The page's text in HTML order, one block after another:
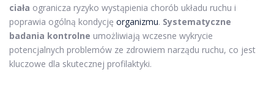
ciała ogranicza ryzyko wystąpienia chorób układu ruchu i
poprawia ogólną kondycję organizmu. Systematyczne
badania kontrolne umożliwiają wczesne wykrycie
potencjalnych problemów ze zdrowiem narządu ruchu, co jest
kluczowe dla skutecznej profilaktyki.